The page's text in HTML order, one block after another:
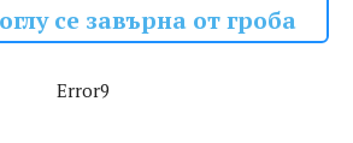
се завърна от гроба
Error9